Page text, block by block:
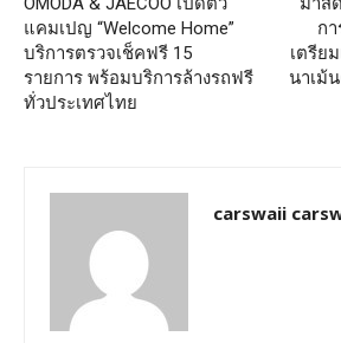
แคมเปญ “Welcome Home”
บริการตรวจเช็คฟรี 15
รายการ พร้อมบริการล้างรถฟรี
ทั่วประเทศไทย
ก
เตรีย
นาเม้
carswaii